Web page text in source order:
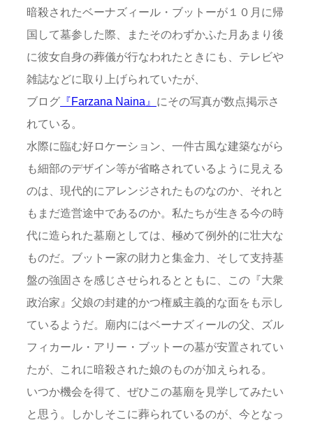
暗殺されたベーナズィール・ブットーが１０月に帰
国して墓参した際、またそのわずかふた月あまり後
に彼女自身の葬儀が行なわれたときにも、テレビや
雑誌などに取り上げられていたが、
ブログ 『Farzana Naina』 にその写真が数点掲示さ
れている。
水際に臨む好ロケーション、一件古風な建築ながら
も細部のデザイン等が省略されているように見える
のは、現代的にアレンジされたものなのか、それと
もまだ造営途中であるのか。私たちが生きる今の時
代に造られた墓廟としては、極めて例外的に壮大な
ものだ。ブットー家の財力と集金力、そして支持基
盤の強固さを感じさせられるとともに、この『大衆
政治家』父娘の封建的かつ権威主義的な面をも示し
ているようだ。廟内にはベーナズィールの父、ズル
フィカール・アリー・ブットーの墓が安置されてい
たが、これに暗殺された娘のものが加えられる。
いつか機会を得て、ぜひこの墓廟を見学してみたい
と思う。しかしそこに葬られているのが、今となっ